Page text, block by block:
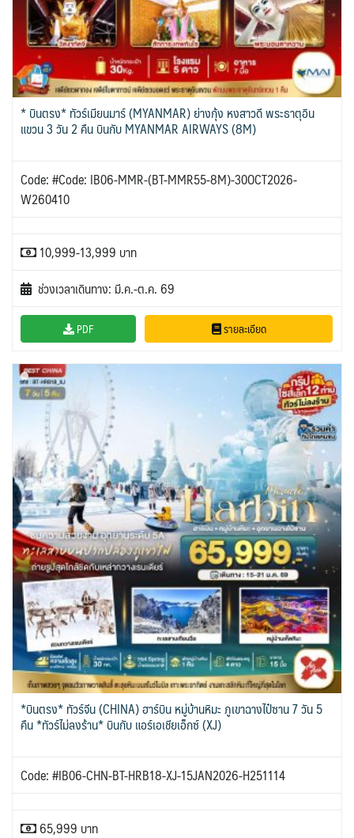
* บินตรง* ทัวร์เมียนมาร์ (MYANMAR) ย่างกุ้ง หงสาวดี พระธาตุอิน
แขวน 3 วัน 2 คืน บินกับ MYANMAR AIRWAYS (8M)
Code: #Code: IB06-MMR-(BT-MMR55-8M)-30OCT2026-
W260410
10,999-13,999 บาท
ช่วงเวลาเดินทาง: มี.ค.-ต.ค. 69
PDF รายละเอียด
*บินตรง* ทัวร์จีน (CHINA) ฮาร์บิน หมู่บ้านหิมะ ภูเขาฉางไป๋ซาน 7 วัน 5
คืน *ทัวร์ไม่ลงร้าน* บินกับ แอร์เอเชียเอ็กซ์ (XJ)
Code: #IB06-CHN-BT-HRB18-XJ-15JAN2026-H251114
65,999 บาท